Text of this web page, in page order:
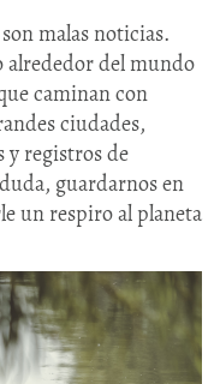
malas noticias.
alrededor del mundo
caminan con
ciudades,
y registros de
guardarnos en
un respiro al planeta